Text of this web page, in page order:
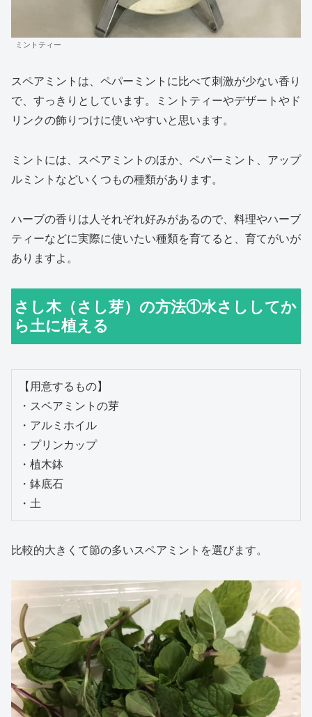
ミントティー
スペアミントは、ペパーミントに比べて刺激が少ない香り
で、すっきりとしています。ミントティーやデザートやド
リンクの飾りつけに使いやすいと思います。
ミントには、スペアミントのほか、ペパーミント、アップ
ルミントなどいくつもの種類があります。
ハーブの香りは人それぞれ好みがあるので、料理やハーブ
ティーなどに実際に使いたい種類を育てると、育てがいが
ありますよ。
さし木（さし芽）の方法①水さししてか
ら土に植える
【用意するもの】
・スペアミントの芽
・アルミホイル
・プリンカップ
・植木鉢
・鉢底石
・土
比較的大きくて節の多いスペアミントを選びます。